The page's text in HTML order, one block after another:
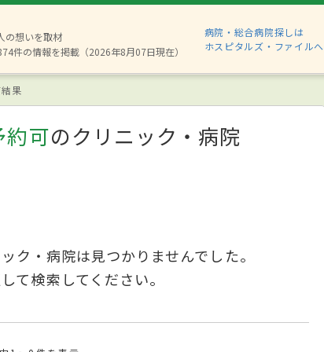
の想いを取材
件の情報を掲載（2026年8月07日現在）
病院・総合病院探しは
ホスピタルズ・ファイルへ
果
約可のクリニック・病院
ク・病院は見つかりませんでした。
て検索してください。